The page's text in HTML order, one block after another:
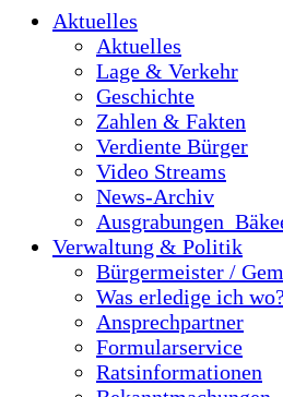
Aktuelles
Aktuelles
Lage & Verkehr
Geschichte
Zahlen & Fakten
Verdiente Bürger
Video Streams
News-Archiv
Verwaltung & Politik
Bürgermeister /
Was erledige ich wo?
Ansprechpartner
Formularservice
Ratsinformationen